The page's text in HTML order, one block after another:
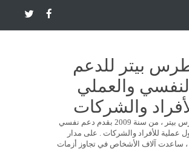
بيتر للدعم
النفسي والعملي
والشركات
أنا بطرس بيتر ، من سنة 2009 بقدم دعم نفسي
عملية للأفراد والشركات . على مدار
ساعدت آلاف الأشخاص في تجاوز أزمات